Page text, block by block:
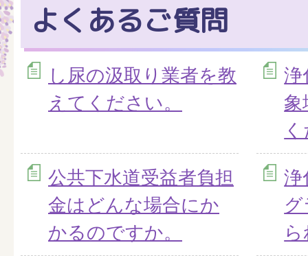
よくあるご質問
し尿の汲取り業者を教
えてください。
浄
象
公共下水道受益者負担
金はどんな場合にか
かるのですか。
浄